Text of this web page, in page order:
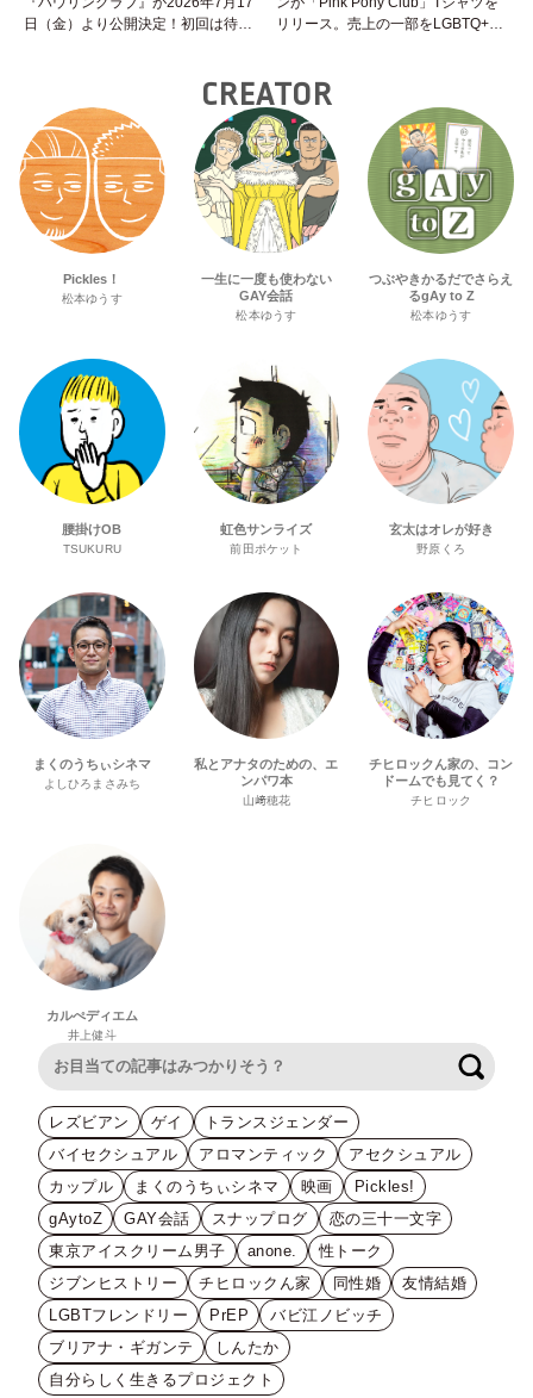
日（金）より公開決定！初回は待望
リリース。売上の一部をLGBTQ+＆
CREATOR
Pickles！
松本ゆうす
一生に一度も使わない
GAY会話
松本ゆうす
つぶやきかるだでさらえ
るgAy to Z
松本ゆうす
腰掛けOB
TSUKURU
虹色サンライズ
前田ポケット
玄太はオレが好き
野原くろ
まくのうちぃシネマ
よしひろまさみち
私とアナタのための、エ
ンパワ本
山﨑穂花
チヒロックん家の、コン
ドームでも見てく？
チヒロック
カルぺディエム
井上健斗
レズビアン ゲイ
トランスジェンダー
バイセクシュアル
アロマンティック
アセクシュアル
カップル
まくのうちぃシネマ 映画
Pickles!
gAytoZ
GAY会話 スナップログ
恋の三十一文字
東京アイスクリーム男子
anone.
性トーク
ジブンヒストリー
チヒロックん家 同性婚
友情結婚
LGBTフレンドリー
PrEP
バビ江ノビッチ
ブリアナ・ギガンテ
しんたか
自分らしく生きるプロジェクト